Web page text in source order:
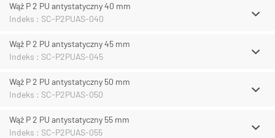
Wąż P 2 PU antystatyczny 40 mm
Indeks : SC-P2PUAS-040
Wąż P 2 PU antystatyczny 45 mm
Indeks : SC-P2PUAS-045
Wąż P 2 PU antystatyczny 50 mm
Indeks : SC-P2PUAS-050
Wąż P 2 PU antystatyczny 55 mm
Indeks : SC-P2PUAS-055